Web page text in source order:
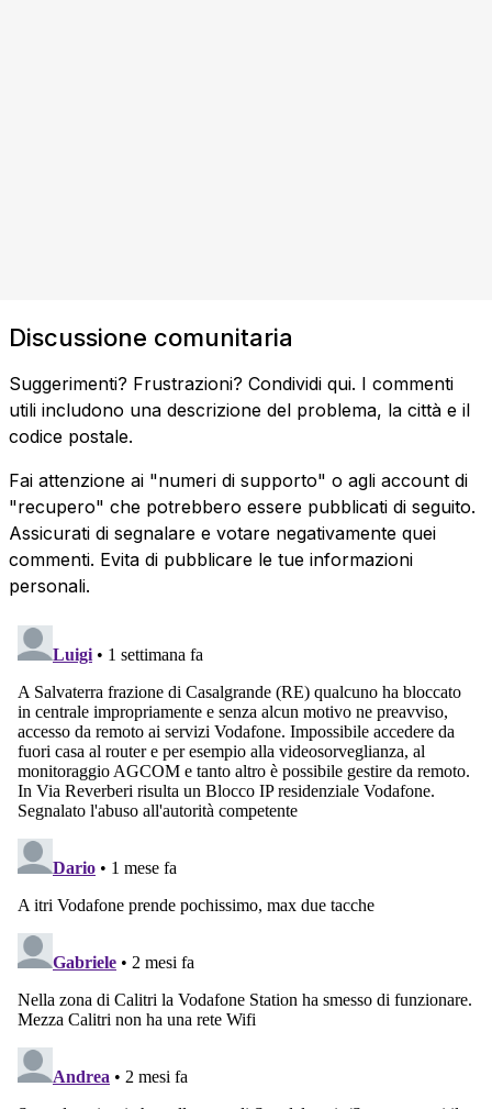
Discussione comunitaria
Suggerimenti? Frustrazioni? Condividi qui. I commenti
utili includono una descrizione del problema, la città e il
codice postale.
Fai attenzione ai "numeri di supporto" o agli account di
"recupero" che potrebbero essere pubblicati di seguito.
Assicurati di segnalare e votare negativamente quei
commenti. Evita di pubblicare le tue informazioni
personali.